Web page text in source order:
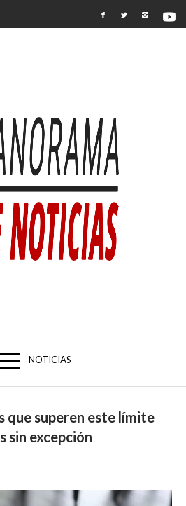
NOTICIAS
que superen este límite
sin excepción